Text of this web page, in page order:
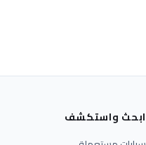
ابحث واستكشف